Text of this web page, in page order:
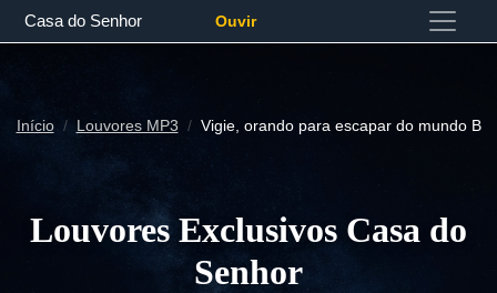
Casa do Senhor Ouvir
Início Louvores MP3 Vigie, orando para escapar do mundo B
Louvores Exclusivos Casa do
Senhor